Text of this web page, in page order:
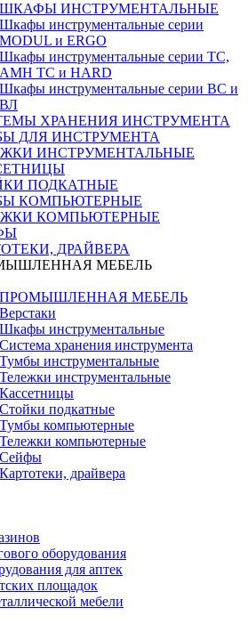
ШКАФЫ ИНСТРУМЕНТАЛЬНЫЕ
Шкафы инструментальные серии
MODUL и ERGO
Шкафы инструментальные серии ТС,
АМН ТС и HARD
Шкафы инструментальные серии ВС и
ВЛ
ХРАНЕНИЯ ИНСТРУМЕНТА
ДЛЯ ИНСТРУМЕНТА
ИНСТРУМЕНТАЛЬНЫЕ
ПОДКАТНЫЕ
КОМПЬЮТЕРНЫЕ
КОМПЬЮТЕРНЫЕ
ДРАЙВЕРА
МЕБЕЛЬ
ПРОМЫШЛЕННАЯ МЕБЕЛЬ
Верстаки
Шкафы инструментальные
Система хранения инструмента
Тумбы инструментальные
Тележки инструментальные
Кассетницы
Стойки подкатные
Тумбы компьютерные
Тележки компьютерные
Сейфы
Картотеки, драйвера
оборудования
для аптек
площадок
мебели